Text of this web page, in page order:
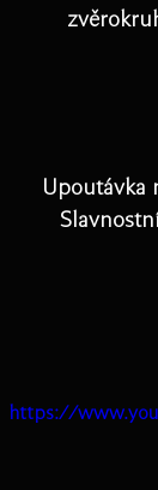
Upoutávka
https://